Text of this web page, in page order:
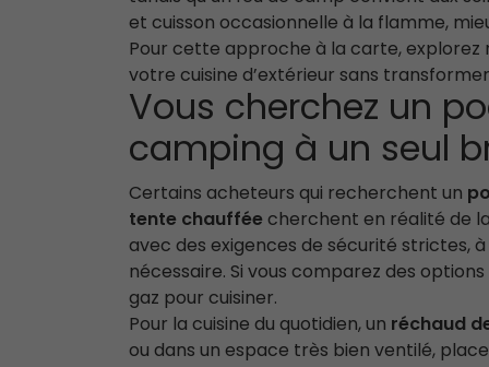
et cuisson occasionnelle à la flamme,
Pour cette approche à la carte, explorez
votre cuisine d’extérieur sans
Vous cherchez un
camping à un seul
Certains acheteurs qui recherchent un
tente chaufféecherchent en réalité de
avec des exigences de sécurité strictes,
nécessaire. Si vous comparez des
gaz pour cuisiner.
Pour la cuisine du quotidien, un réchaud
ou dans un espace très bien ventilé,